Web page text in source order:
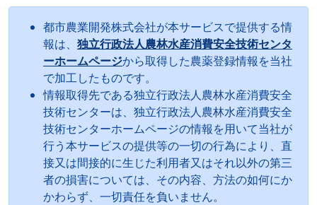
都市農業開発株式会社が本サービスで提供する情
報は、 独立行政法人農林水産消費安全技術センタ
ーホームページから取得した農薬登録情報を当社
で加工したものです。
情報取得先である独立行政法人農林水産消費安全
技術センターは、独立行政法人農林水産消費安全
技術センターホームページの情報を用いて当社が
行う本サービスの提供等の一切の行為により、直
接又は間接的に生じた利用者又はそれ以外の第三
者の損害については、その内容、方法の如何にか
かわらず、一切責任を負いません。